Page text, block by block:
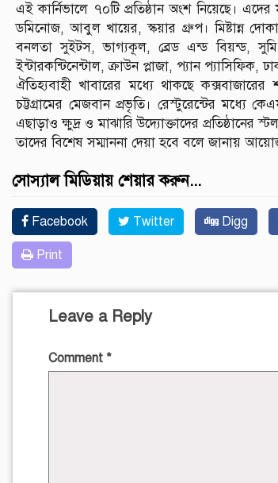
এই কার্নিভালে ৭০টি প্রতিষ্ঠান অংশ নিয়েছে।
ডমিনোজ, আবুল খায়ের, স্কয়ার গ্রুপ। মিষ্টান্ন
বনলতা সুইটস, ভাগ্যকূল, ব্রেড এন্ড বিয়ন্ড,
ইন্টারকন্টিনেন্টাল, ক্রাউন প্লাজা, প্যান প্যাসিফিক,
ঐতিহ্যবাহী খাবারের মধ্যে থাকছে
চট্টগ্রামের মেজবান প্রভৃতি। রেস্টুরেন্টের মধ্যে
এছাড়াও ক্ষুদ্র ও মাঝারি উদ্যোক্তাদের
তাদের বিশেষ সম্মাননা দেয়া হবে বলে জানায়
সোস্যাল মিডিয়ায় শেয়ার করুন...
Facebook Twitter Digg
Print
Leave a Reply
Comment *